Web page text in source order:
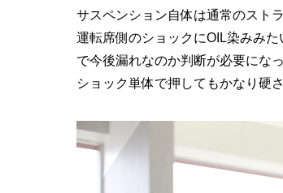
サスペンション自体は通常のスト
運転席側のショックにOIL染みみ
で今後漏れなのか判断が必要になっ
ショック単体で押してもかなり硬